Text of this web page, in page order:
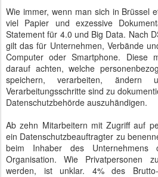
Wie immer, wenn man sich in Brüssel
viel Papier und exzessive
Statement für 4.0 und Big Data. Nach
gilt das für Unternehmen, Verbände
Computer oder Smartphone. Diese
darauf achten, welche
speichern, verarbeiten, ändern
Verarbeitungsschritte sind zu
Datenschutzbehörde auszuhändigen.
Ab zehn Mitarbeitern mit Zugriff auf
ein Datenschutzbeauftragter zu
beim Inhaber des
Organisation. Wie Privatpersonen
werden, ist unklar. 4% des